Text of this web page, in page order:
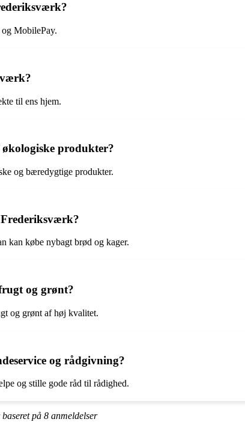
MobilePay.
til ens hjem.
produkter?
og bæredygtige produkter.
kan købe nybagt brød og kager.
og grønt?
og grønt af høj kvalitet.
og rådgivning?
og stille gode råd til rådighed.
på 8 anmeldelser